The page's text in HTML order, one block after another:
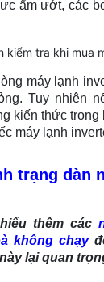
ẩm ướt, các
máy lạnh
Tuy nhiên
kiến thức trong
máy lạnh
trạng dàn
thêm các
không chạy
lại quan